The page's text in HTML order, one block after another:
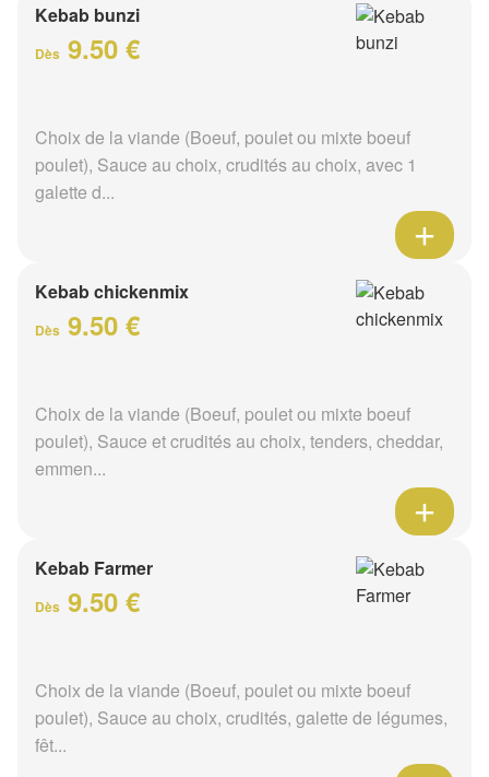
Kebab bunzi
Dès 9.50 €
Choix de la viande (Boeuf, poulet ou mixte boeuf
poulet), Sauce au choix, crudités au choix, avec 1
galette d...
Kebab chickenmix
Dès 9.50 €
Choix de la viande (Boeuf, poulet ou mixte boeuf
poulet), Sauce et crudités au choix, tenders, cheddar,
emmen...
Kebab Farmer
Dès 9.50 €
Choix de la viande (Boeuf, poulet ou mixte boeuf
poulet), Sauce au choix, crudités, galette de légumes,
fêt...